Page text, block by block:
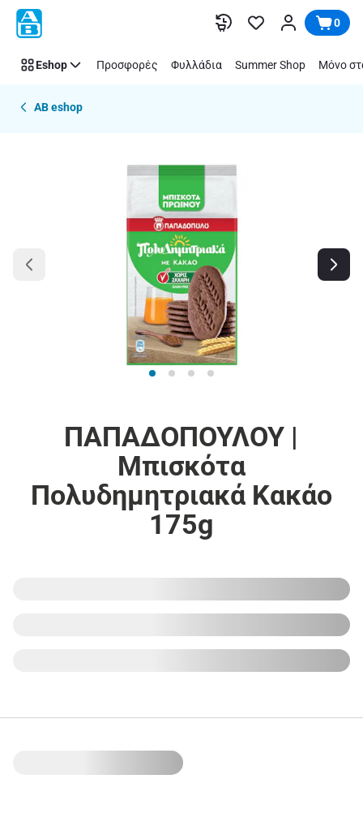
Παράλειψη 0
Eshop Προσφορές Φυλλάδια Summer Shop Μόνο
AB eshop
ΠΑΠΑΔΟΠΟΥΛΟΥ |
Μπισκότα
Πολυδημητριακά Κακάο
175g